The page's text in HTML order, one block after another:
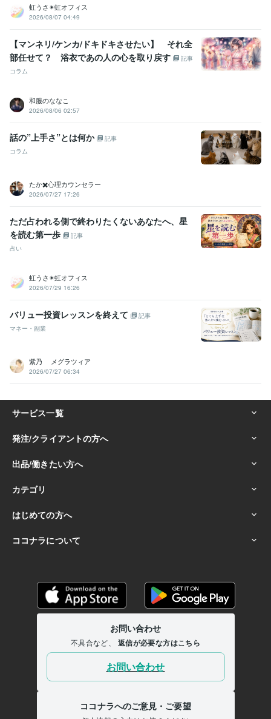
虹うさ✴︎虹オフィス
2026/08/07 04:49
【マンネリ/ケンカ/ドキドキさせたい】 それ全
部任せて？ 浴衣であの人の心を取り戻す
記事
コラム
和服のななこ
2026/08/06 02:57
話の”上手さ”とは何か
記事
コラム
たか✖️心理カウンセラー
2026/07/27 17:26
ただ占われる側で終わりたくないあなたへ、星
を読む第一歩
記事
占い
虹うさ✴︎虹オフィス
2026/07/29 16:26
バリュー投資レッスンを終えて
記事
マネー・副業
紫乃 メグラツィア
2026/07/27 06:34